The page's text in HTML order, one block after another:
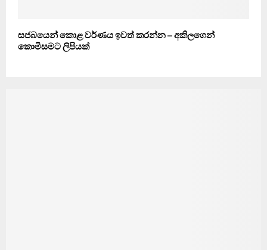
සජබයෙන් කොළ වර්ණය ඉවත් කරන්න – අකිලගෙන්
කොමිසමට ලිපියක්